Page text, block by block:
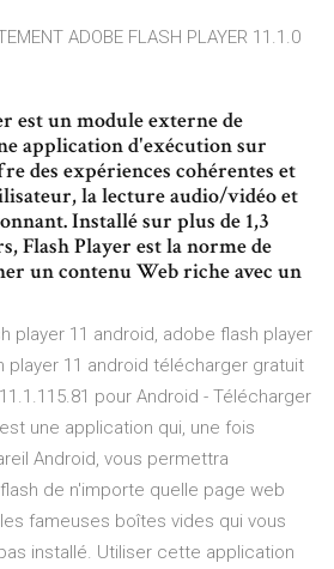
ADOBE FLASH PLAYER 11.1.0
est un module externe de
application d'exécution sur
des expériences cohérentes et
la lecture audio/vidéo et
Installé sur plus de 1,3
Flash Player est la norme de
un contenu Web riche avec un
player 11 android, adobe flash player
player 11 android télécharger gratuit
pour Android - Télécharger
une application qui, une fois
Android, vous permettra
de n'importe quelle page web
fameuses boîtes vides qui vous
installé. Utiliser cette application